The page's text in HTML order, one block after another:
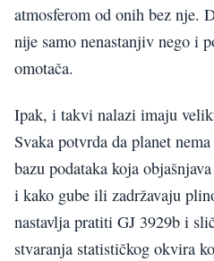
atmosferom od onih bez nje.
nije samo nenastanjiv nego i
omotača.
Ipak, i takvi nalazi imaju
Svaka potvrda da planet
bazu podataka koja
i kako gube ili zadržavaju
nastavlja pratiti GJ 3929b i
stvaranja statističkog okvira